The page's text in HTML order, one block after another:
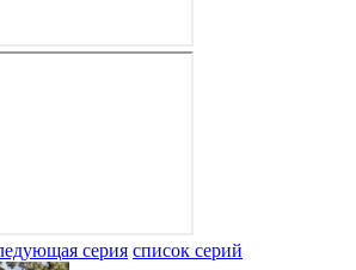
серия список серий